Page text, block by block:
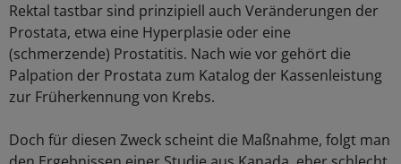
Rektal tastbar sind prinzipiell auch Veränderungen der
Prostata, etwa eine Hyperplasie oder eine
(schmerzende) Prostatitis. Nach wie vor gehört die
Palpation der Prostata zum Katalog der Kassenleistung
zur Früherkennung von Krebs.
Doch für diesen Zweck scheint die Maßnahme, folgt man